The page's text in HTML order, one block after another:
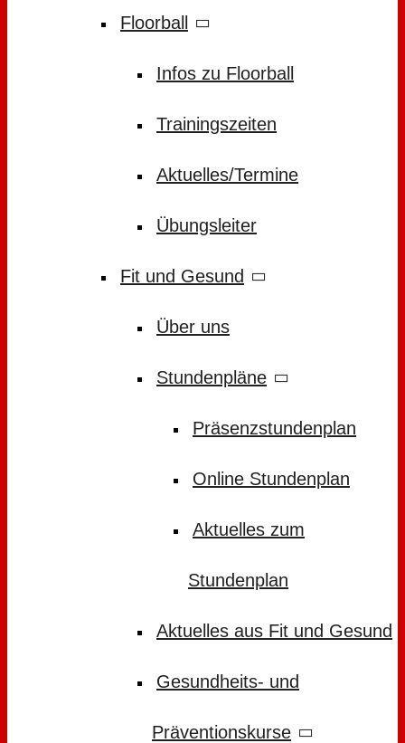
Floorball
Infos zu Floorball
Trainingszeiten
Aktuelles/Termine
Übungsleiter
Fit und Gesund
Über uns
Stundenpläne
Präsenzstundenplan
Online Stundenplan
Aktuelles zum
Stundenplan
Aktuelles aus Fit und Gesund
Gesundheits- und
Präventionskurse